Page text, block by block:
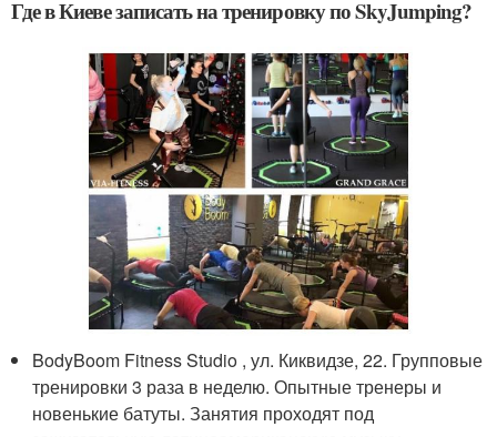
Где в Киеве записать на тренировку по SkyJumping?
BodyBoom Fitness Studio , ул. Киквидзе, 22. Групповые
тренировки 3 раза в неделю. Опытные тренеры и
новенькие батуты. Занятия проходят под